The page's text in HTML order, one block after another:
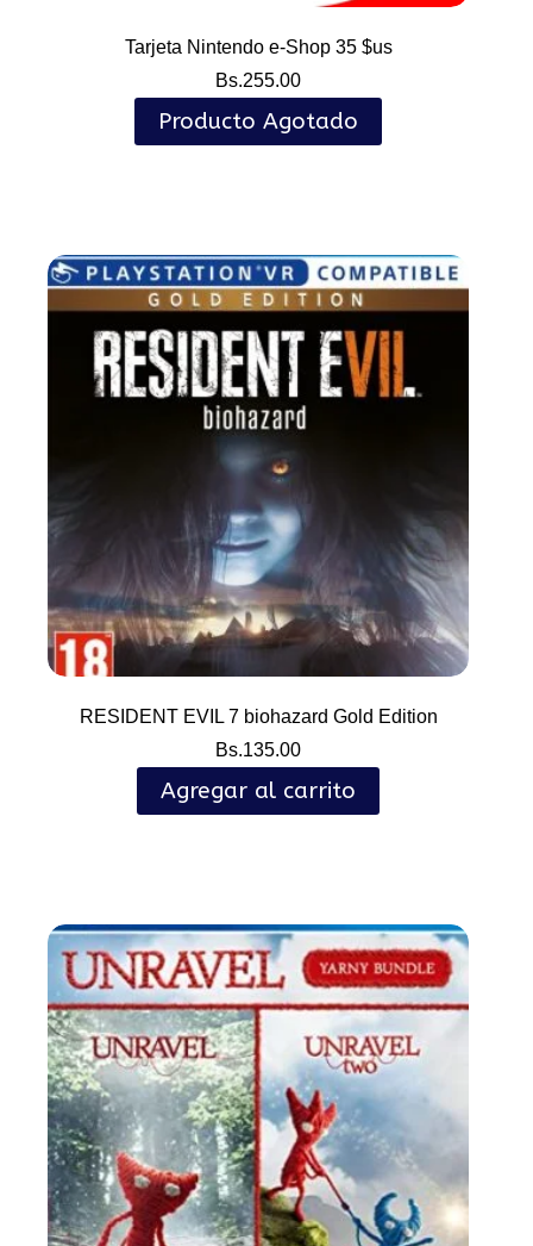
Tarjeta Nintendo e-Shop 35 $us
Bs.255.00
Producto Agotado
RESIDENT EVIL 7 biohazard Gold Edition
Bs.135.00
Agregar al carrito